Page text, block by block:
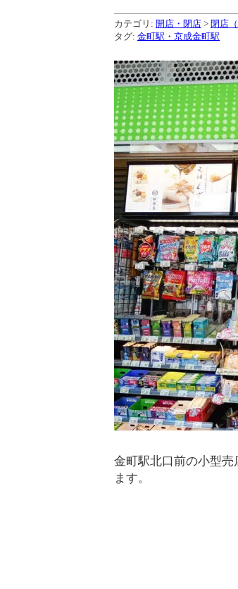
カテゴリ: 開店・閉店 > 閉店
タグ: 金町駅・京成金町駅
金町駅北口前の小型売
ます。